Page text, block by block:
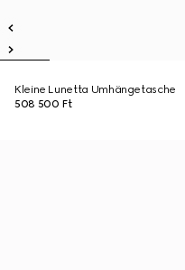
Kleine Lunetta Umhängetasche
508 500 Ft